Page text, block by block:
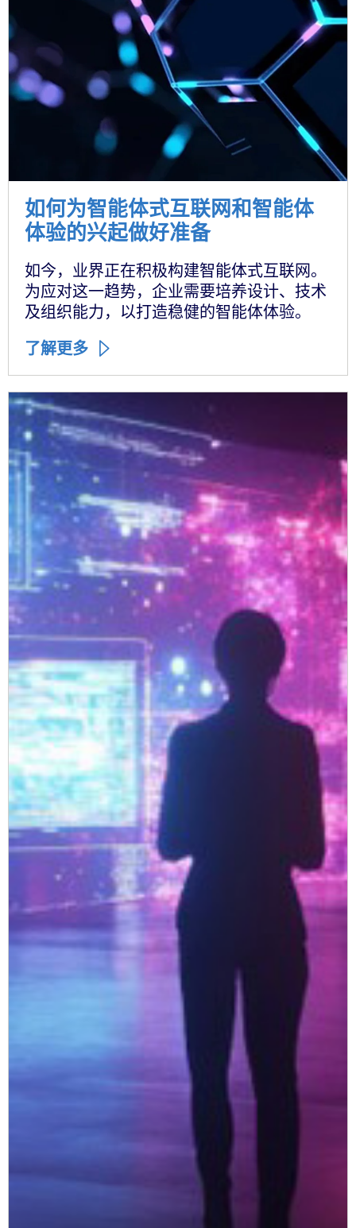
如何为智能体式互联网和智能体
体验的兴起做好准备
如今，业界正在积极构建智能体式互联网。
为应对这一趋势，企业需要培养设计、技术
及组织能力，以打造稳健的智能体体验。
了解更多